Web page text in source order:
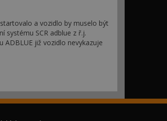
a vozidlo by muselo být
systému SCR adblue z ř.j.
ADBLUE již vozidlo nevykazuje